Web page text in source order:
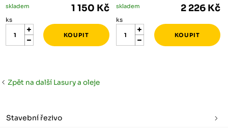
skladem 1 150 Kč
ks
skladem 2 226 Kč
ks
Zpět na další Lasury a oleje
Stavební řezivo